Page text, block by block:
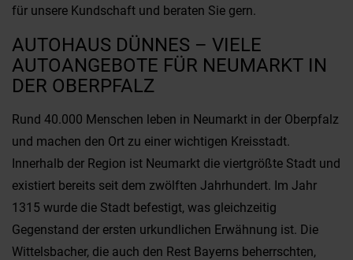
für unsere Kundschaft und beraten Sie gern.
AUTOHAUS DÜNNES – VIELE
AUTOANGEBOTE FÜR NEUMARKT IN
DER OBERPFALZ
Rund 40.000 Menschen leben in Neumarkt in der Oberpfalz
und machen den Ort zu einer wichtigen Kreisstadt.
Innerhalb der Region ist Neumarkt die viertgrößte Stadt und
existiert bereits seit dem zwölften Jahrhundert. Im Jahr
1315 wurde die Stadt befestigt, was gleichzeitig
Gegenstand der ersten urkundlichen Erwähnung ist. Die
Wittelsbacher, die auch den Rest Bayerns beherrschten,